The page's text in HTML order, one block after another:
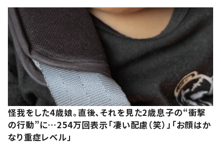
怪我をした4歳娘。直後、それを見た2歳息子の“衝撃
の行動”に…254万回表示「凄い配慮（笑）」「お顔はか
なり重症レベル」